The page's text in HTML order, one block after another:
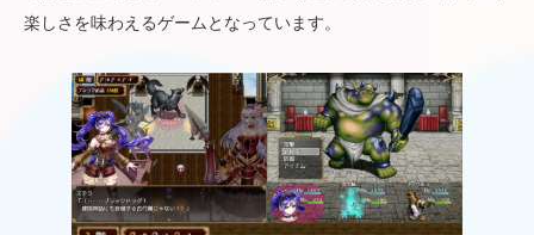
楽しさを味わえるゲームとなっています。